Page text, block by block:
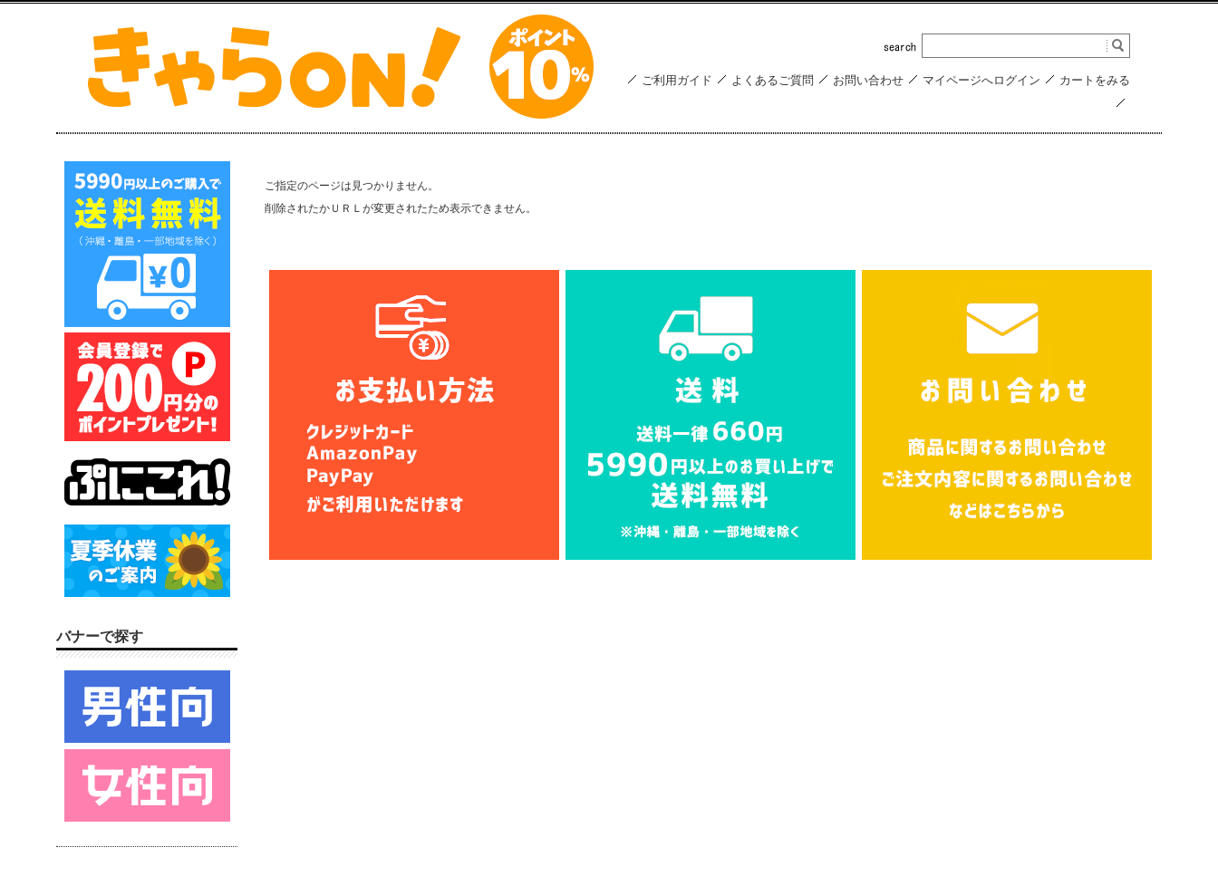
ご利用ガイド よくあるご質問 お問い合わせ マイページへログイン カートをみる
ご指定のページは見つかりません。
削除されたかＵＲＬが変更されたため表示できません。
バナーで探す